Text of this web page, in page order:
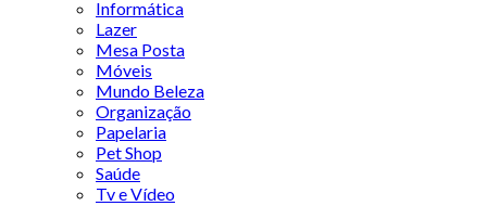
Informática
Lazer
Mesa Posta
Móveis
Mundo Beleza
Organização
Papelaria
Pet Shop
Saúde
Tv e Vídeo